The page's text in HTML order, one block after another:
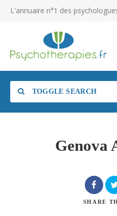
L'annuaire n°1 des
TOGGLE SEARCH
Genova
SHARE